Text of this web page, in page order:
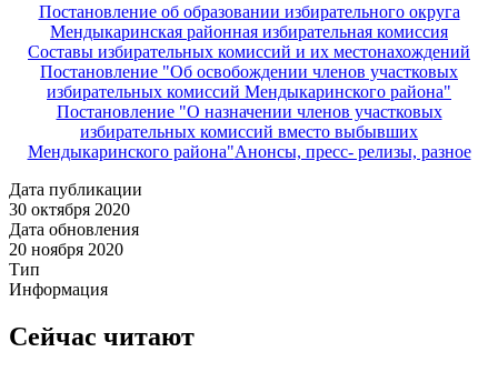
Постановление об образовании избирательного округа
Мендыкаринская районная избирательная комиссия
Составы избирательных комиссий и их местонахождений
Постановление "Об освобождении членов участковых
избирательных комиссий Мендыкаринского района"
Постановление "О назначении членов участковых
избирательных комиссий вместо выбывших
Мендыкаринского района"Анонсы, пресс- релизы, разное
Дата публикации
30 октября 2020
Дата обновления
20 ноября 2020
Тип
Информация
Сейчас читают